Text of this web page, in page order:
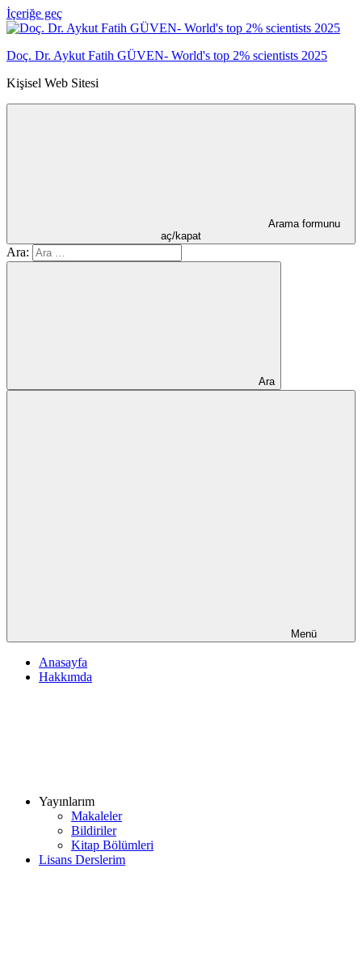
İçeriğe geç
Doç. Dr. Aykut Fatih GÜVEN- World's top 2% scientists 2025
Kişisel Web Sitesi
Arama formunu
aç/kapat
Ara:
Ara
Menü
Anasayfa
Hakkımda
Yayınlarım
Makaleler
Bildiriler
Kitap Bölümleri
Lisans Derslerim